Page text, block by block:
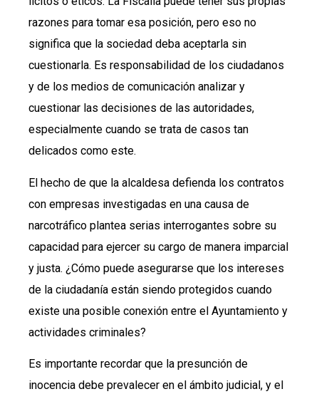
razones para tomar esa posición, pero eso no
significa que la sociedad deba aceptarla sin
cuestionarla. Es responsabilidad de los ciudadanos
y de los medios de comunicación analizar y
cuestionar las decisiones de las autoridades,
especialmente cuando se trata de casos tan
delicados como este.
El hecho de que la alcaldesa defienda los contratos
con empresas investigadas en una causa de
narcotráfico plantea serias interrogantes sobre su
capacidad para ejercer su cargo de manera imparcial
y justa. ¿Cómo puede asegurarse que los intereses
de la ciudadanía están siendo protegidos cuando
existe una posible conexión entre el Ayuntamiento y
actividades criminales?
Es importante recordar que la presunción de
inocencia debe prevalecer en el ámbito judicial, y el